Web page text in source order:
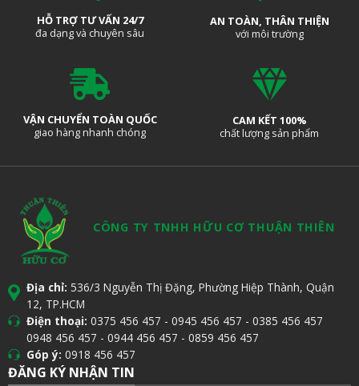
HỖ TRỢ TƯ VẤN 24/7
đa dạng và chuyên sâu
AN TOÀN, THÂN THIỆN
với môi trường
VẬN CHUYỂN TOÀN QUỐC
giao hàng nhanh chóng
CAM KẾT 100%
chất lượng sản phẩm
CÔNG TY TNHH HỮU CƠ THUẬN THIÊN
Địa chỉ: 536/3 Nguyễn Thị Đặng, Phường Hiệp Thành, Quận
12, TP.HCM
Điện thoại: 0375 456 457 - 0945 456 457 - 0385 456 457
0948 456 457 - 0944 456 457 - 0859 456 457
Góp ý: 0918 456 457
ĐĂNG KÝ NHẬN TIN